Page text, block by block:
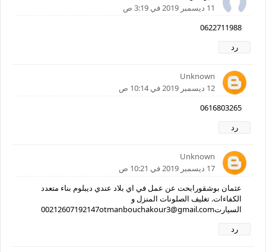
11 ديسمبر 2019 في 3:19 ص
0622711988
رد
Unknown
12 ديسمبر 2019 في 10:14 ص
0616803265
رد
Unknown
17 ديسمبر 2019 في 10:21 ص
عثمان بوشقورابحت عن عمل في اي بلاد عندي ديبلوم بناء متعدد
الكفاءات. تغليف الصلونات المنزل و
السيارت00212607192147otmanbouchakour3@gmail.com
رد